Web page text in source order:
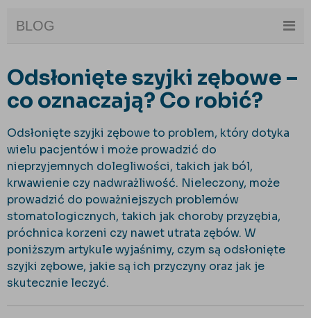
BLOG
Odsłonięte szyjki zębowe –
co oznaczają? Co robić?
Odsłonięte szyjki zębowe to problem, który dotyka
wielu pacjentów i może prowadzić do
nieprzyjemnych dolegliwości, takich jak ból,
krwawienie czy nadwrażliwość. Nieleczony, może
prowadzić do poważniejszych problemów
stomatologicznych, takich jak choroby przyzębia,
próchnica korzeni czy nawet utrata zębów. W
poniższym artykule wyjaśnimy, czym są odsłonięte
szyjki zębowe, jakie są ich przyczyny oraz jak je
skutecznie leczyć.